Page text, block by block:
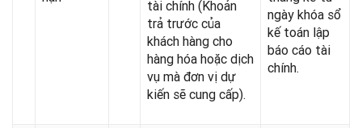
tài chính (Khoản
trả trước của
khách hàng cho
hàng hóa hoặc dịch
vụ mà đơn vị dự
kiến sẽ cung cấp).
ngày khóa sổ
kế toán lập
báo cáo tài
chính.